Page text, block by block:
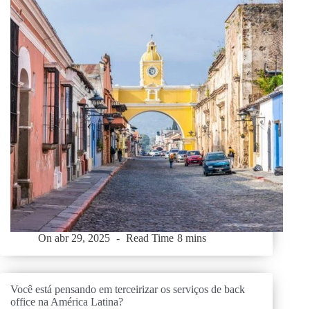
On abr 29, 2025 Read Time 8 mins
Você está pensando em terceirizar os serviços de back
office na América Latina?